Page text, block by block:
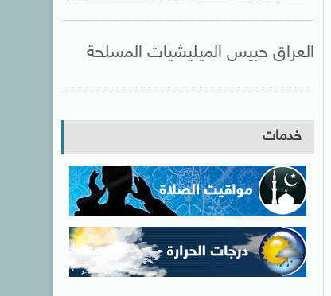
العراق حبيس الميليشيات المسلحة
خدمات